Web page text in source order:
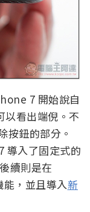
7 開始說自
以看出端倪。不
按鈕的部分。
導入了固定式的
續則是在
，並且導入新